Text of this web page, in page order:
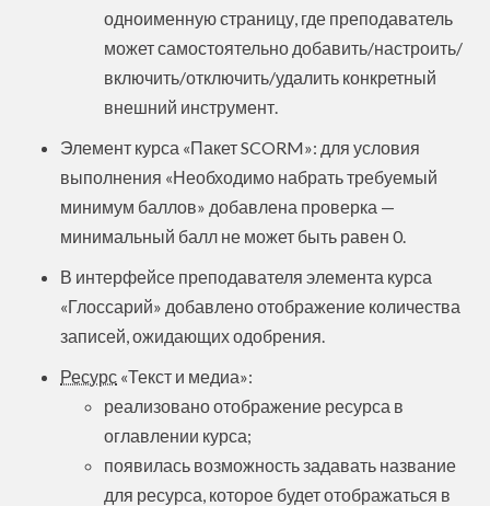
одноименную страницу, где преподаватель
может самостоятельно добавить/настроить/
включить/отключить/удалить конкретный
внешний инструмент.
Элемент курса «Пакет SCORM»: для условия
выполнения «Необходимо набрать требуемый
минимум баллов» добавлена проверка —
минимальный балл не может быть равен 0.
В интерфейсе преподавателя элемента курса
«Глоссарий» добавлено отображение количества
записей, ожидающих одобрения.
Ресурс «Текст и медиа»:
реализовано отображение ресурса в
оглавлении курса;
появилась возможность задавать название
для ресурса, которое будет отображаться в